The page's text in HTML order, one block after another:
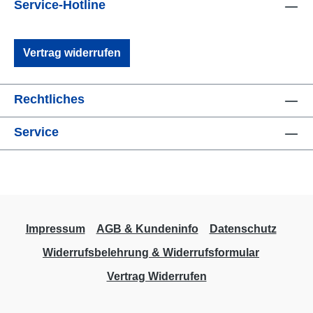
Minuten braucht, um zu
auf die Haut und halten Sie es fest. Skinister
Medical Adhesive ist ein druckempfindlicher
Klebstoff. Die maximale Festigkeit wird
erreicht, wenn mehrere Minuten lang Druck
ausgeübt wird.Beschreibung 50 ml
Pumpspray Plastikflasche
Sicherheitsdatenblatt Medizinisches
Service-Hotline
Vertrag widerrufen
Rechtliches
Service
Impressum AGB & Kundeninfo
Datenschutz
Widerrufsbelehrung & Widerrufsformular
Vertrag Widerrufen